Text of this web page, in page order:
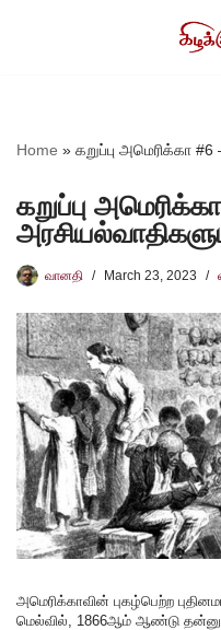
Home » கறுப்பு அமெரிக்கா
கறுப்பு
வானதி March 23, 2023
அமெரிக்காவின் புகழ்பெற்ற
மெல்வில், 1866ஆம் ஆண்டு